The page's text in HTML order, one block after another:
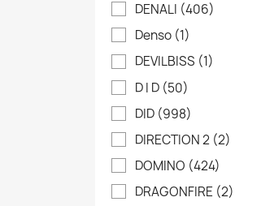
DENALI (406)
Denso (1)
DEVILBISS (1)
D I D (50)
DID (998)
DIRECTION 2 (2)
DOMINO (424)
DRAGONFIRE (2)